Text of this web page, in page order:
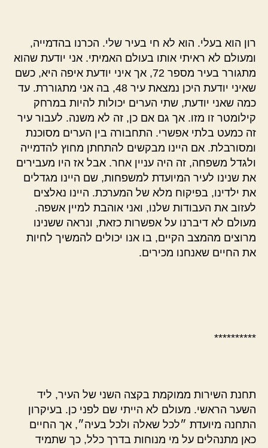
רון הוא בעלי. הוא לא חי בעיר שלי. הכרנו בהדמייה,
ומעולם לא ראיתי אותו בעולם האמיתי. אני יודעת שהוא
מתגורר בעיר מספר 72, אך איני יודעת איפה היא, כשם
שאיני יודעת היכן נמצאת עיר 48, בה אני מתגוררת. עד
כמה שאני יודעת, שתי הערים יכולות להיות במרחק
קילומטר זו מזו. אך גם אם כן, זה לא משנה. לעבור עיר
זה כמעט בלתי אפשרי. התחבורה בין הערים מסוכנת
ומסורבלת. אם היינו מבקשים להתחתן מחוץ להדמייה
ולגדל משפחה, זה היה עניין אחר. אבל אז היו מעבירים
את שנינו לעיר המיועדת למשפחות, שם היינו מגדלים
את ילדינו, בפיקוח מלא של המערכת. היינו נאלצים
לעזוב את העבודות שלנו, ואני אוהבת למיין אשפה.
מעולם לא דיברנו על אפשרות כזאת, ונראה ששנינו
מרוצים מהמצב הקיים, בו אנו יכולים להמשיך לחיות
את החיים שאנחנו מכירים.
**********
תחנת השירות ממוקמת בקצה השני של העיר, ליד
השער הראשי. מעולם לא הייתי שם לפני כן. בעיקרון
התחנה מיועדת ״לכל שאלה ולכל בעיה״, אך החיים
כאן מתנהלים על מי מנוחות בדרך כלל, כך שתמיד